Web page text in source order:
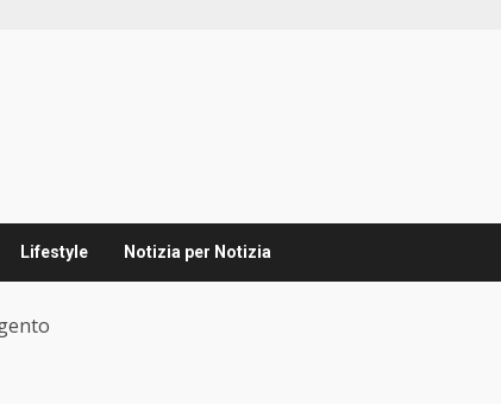
Lifestyle Notizia per Notizia